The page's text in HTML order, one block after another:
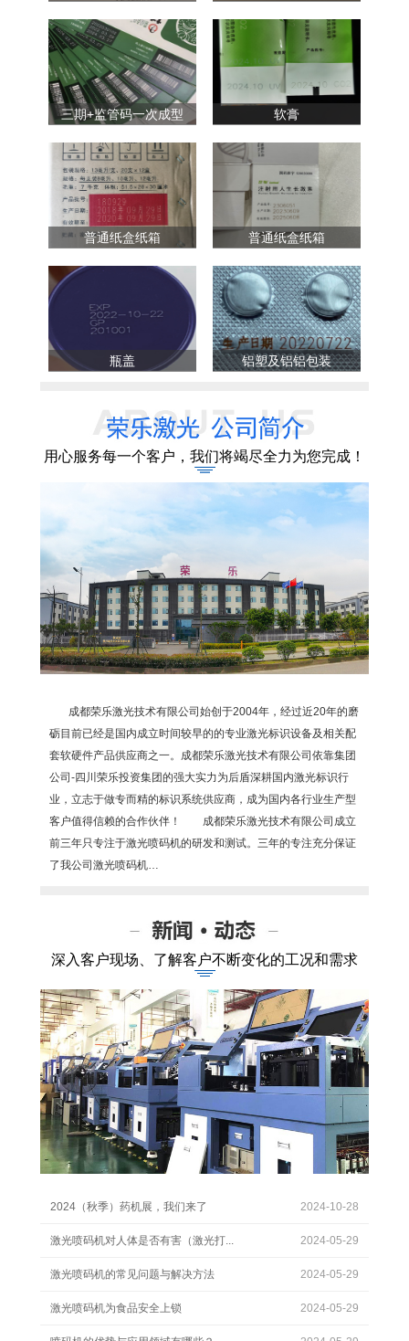
三期+监管码一次成型 软膏
普通纸盒纸箱 普通纸盒纸箱
瓶盖 铝塑及铝铝包装
用心服务每一个客户，我们将竭尽全力为您完成！
成都荣乐激光技术有限公司始创于2004年，经过近20年的磨
砺目前已经是国内成立时间较早的的专业激光标识设备及相关配
套软硬件产品供应商之一。成都荣乐激光技术有限公司依靠集团
公司-四川荣乐投资集团的强大实力为后盾深耕国内激光标识行
业，立志于做专而精的标识系统供应商，成为国内各行业生产型
客户值得信赖的合作伙伴！ 成都荣乐激光技术有限公司成立
前三年只专注于激光喷码机的研发和测试。三年的专注充分保证
了我公司激光喷码机…
深入客户现场、了解客户不断变化的工况和需求
2024-10-28
2024（秋季）药机展，我们来了
2024-05-29
激光喷码机对人体是否有害（激光打...
2024-05-29
激光喷码机的常见问题与解决方法
2024-05-29
激光喷码机为食品安全上锁